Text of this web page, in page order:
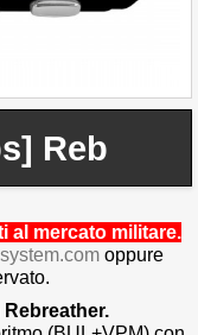
Reb
al mercato militare.
oppure